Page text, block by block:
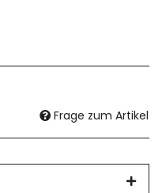
Frage zum Artikel